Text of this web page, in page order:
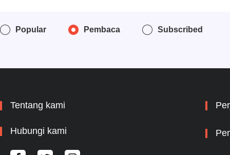
Popular Pembaca Subscribed
Tentang kami
Hubungi kami